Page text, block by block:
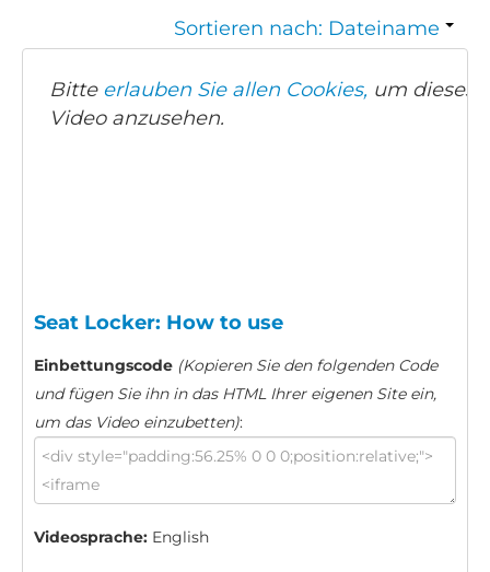
Sortieren nach: Dateiname
Bitte erlauben Sie allen Cookies, um dieses
Video anzusehen.
Seat Locker: How to use
Einbettungscode (Kopieren Sie den folgenden Code
und fügen Sie ihn in das HTML Ihrer eigenen Site ein,
um das Video einzubetten):
Videosprache: English